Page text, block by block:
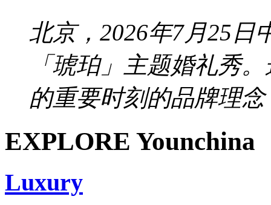
北京，2026年7月25日
「琥珀」主题婚礼秀
的重要时刻的品牌理念
EXPLORE Younchina
Luxury